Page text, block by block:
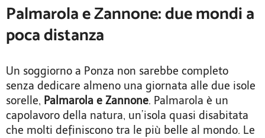
Palmarola e Zannone: due mondi a
poca distanza
Un soggiorno a Ponza non sarebbe completo
senza dedicare almeno una giornata alle due isole
sorelle, Palmarola e Zannone. Palmarola è un
capolavoro della natura, un’isola quasi disabitata
che molti definiscono tra le più belle al mondo. Le